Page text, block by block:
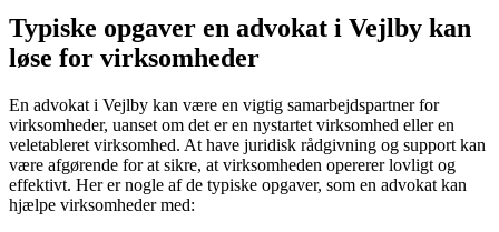
Typiske opgaver en advokat i Vejlby kan
løse for virksomheder
En advokat i Vejlby kan være en vigtig samarbejdspartner for
virksomheder, uanset om det er en nystartet virksomhed eller en
veletableret virksomhed. At have juridisk rådgivning og support kan
være afgørende for at sikre, at virksomheden opererer lovligt og
effektivt. Her er nogle af de typiske opgaver, som en advokat kan
hjælpe virksomheder med: